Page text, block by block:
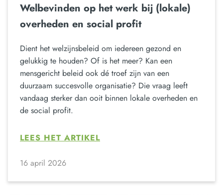
Welbevinden op het werk bij (lokale)
overheden en social profit
Dient het welzijnsbeleid om iedereen gezond en
gelukkig te houden? Of is het meer? Kan een
mensgericht beleid ook dé troef zijn van een
duurzaam succesvolle organisatie? Die vraag leeft
vandaag sterker dan ooit binnen lokale overheden en
de social profit.
LEES HET ARTIKEL
16 april 2026